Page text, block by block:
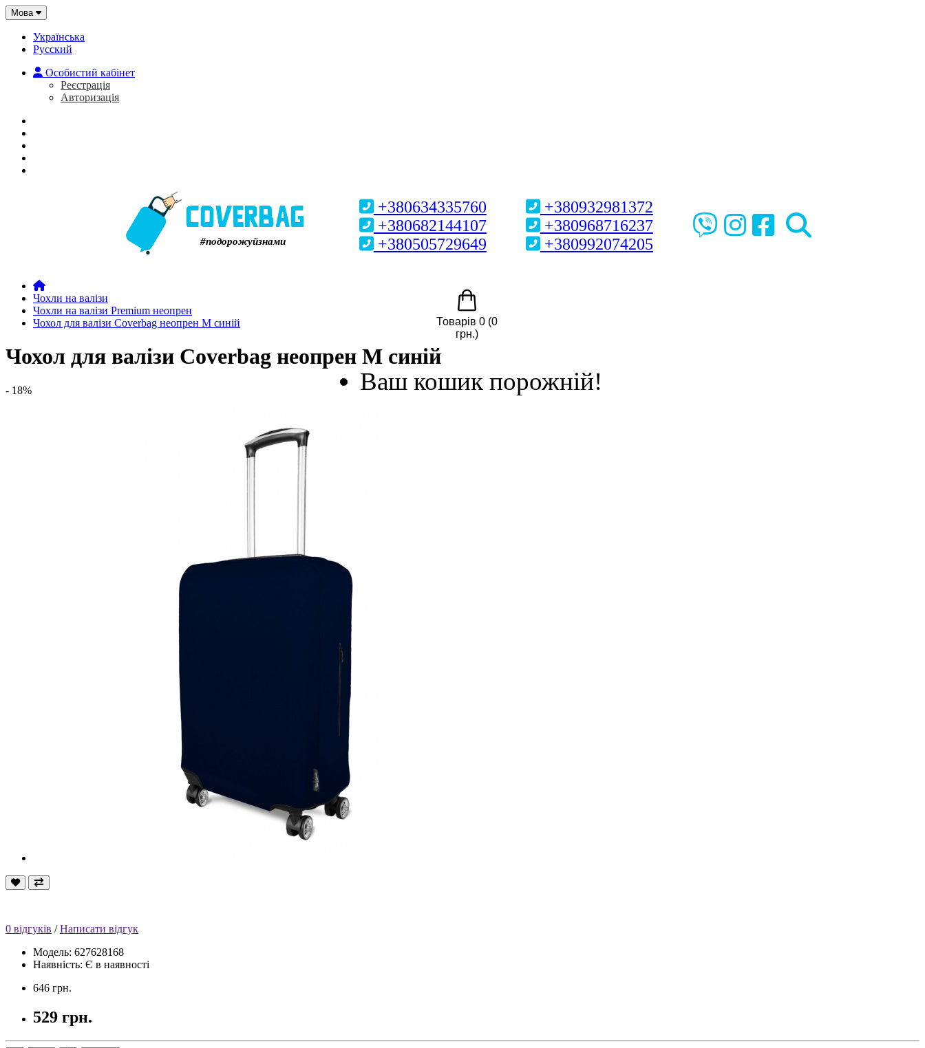
Мова
Українська
Русский
Особистий кабінет
Реєстрація
Авторизація
#подорожуйзнами
+380634335760
+380682144107
+380505729649
+380932981372
+380968716237
+380992074205
Товарів 0 (0
грн.)
Ваш кошик порожній!
Чохли на валізи
Чохли на валізи Premium неопрен
Чохол для валізи Coverbag неопрен M синій
Чохол для валізи Coverbag неопрен M синій
- 18%
0 відгуків /Написати відгук
Модель: 627628168
Наявність: Є в наявності
646 грн.
529 грн.